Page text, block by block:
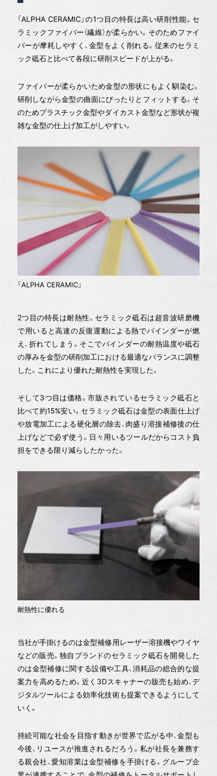
「ALPHA CERAMIC」の1つ目の特長は高い研削性能。セ
ラミックファイバー（繊維）が柔らかい。そのためファイ
バーが摩耗しやすく、金型をよく削れる。従来のセラミ
ック砥石と比べて各段に研削スピードが上がる。
ファイバーが柔らかいため金型の形状にもよく馴染む。
研削しながら金型の曲面にぴったりとフィットする。そ
のためプラスチック金型やダイカスト金型など形状が複
雑な金型の仕上げ加工がしやすい。
「ALPHA CERAMIC」
2つ目の特長は耐熱性。セラミック砥石は超音波研磨機
で用いると高速の反復運動による熱でバインダーが燃
え、折れてしまう。そこでバインダーの耐熱温度や砥石
の厚みを金型の研削加工における最適なバランスに調整
した。これにより優れた耐熱性を実現した。
そして3つ目は価格。市販されているセラミック砥石と
比べて約15%安い。セラミック砥石は金型の表面仕上げ
や放電加工による硬化層の除去、肉盛り溶接補修後の仕
上げなどで必ず使う。日々用いるツールだからコスト負
担をできる限り減らしたかった。
耐熱性に優れる
当社が手掛けるのは金型補修用レーザー溶接機やワイヤ
などの販売。独自ブランドのセラミック砥石を開発した
のは金型補修に関する設備や工具、消耗品の総合的な提
案力を高めるため。近く3Dスキャナーの販売も始め、デ
ジタルツールによる効率化技術も提案できるようにして
いく。
持続可能な社会を目指す動きが世界で広がる中、金型も
今後、リユースが推進されるだろう。私が社長を兼務す
る親会社、愛知溶業は金型補修を手掛ける。グループ企